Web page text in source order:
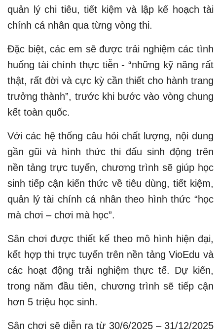
quản lý chi tiêu, tiết kiệm và lập kế hoạch tài
chính cá nhân qua từng vòng thi.
Đặc biệt, các em sẽ được trải nghiệm các tình
huống tài chính thực tiễn - “những kỹ năng rất
thật, rất đời và cực kỳ cần thiết cho hành trang
trưởng thành”, trước khi bước vào vòng chung
kết toàn quốc.
Với các hệ thống câu hỏi chất lượng, nội dung
gần gũi và hình thức thi đấu sinh động trên
nền tảng trực tuyến, chương trình sẽ giúp học
sinh tiếp cận kiến thức về tiêu dùng, tiết kiệm,
quản lý tài chính cá nhân theo hình thức “học
mà chơi – chơi mà học”.
Sân chơi được thiết kế theo mô hình hiện đại,
kết hợp thi trực tuyến trên nền tảng VioEdu và
các hoạt động trải nghiệm thực tế. Dự kiến,
trong năm đầu tiên, chương trình sẽ tiếp cận
hơn 5 triệu học sinh.
Sân chơi sẽ diễn ra từ 30/6/2025 – 31/12/2025